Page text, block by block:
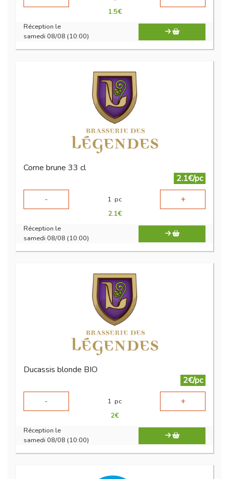
1.5€
Réception le
samedi 08/08 (10:00)
Corne brune 33 cl
2.1€/pc
-
1 pc +
2.1€
Réception le
samedi 08/08 (10:00)
Ducassis blonde BIO
2€/pc
-
1 pc +
2€
Réception le
samedi 08/08 (10:00)